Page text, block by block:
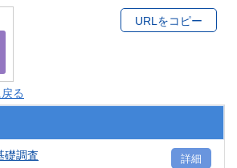
URLをコピー
る
礎調査 詳細